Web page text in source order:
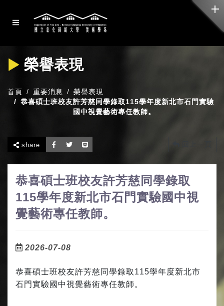
榮譽表現
首頁 重要消息
榮譽表現
恭喜碩士班校友許芳慈同學錄取115學年度新北市石門實驗
國中視覺藝術專任教師。
share
恭喜碩士班校友許芳慈同學錄取
115學年度新北市石門實驗國中視
覺藝術專任教師。
2026-07-08
恭喜碩士班校友許芳慈同學錄取 115學年度新北市
石門實驗國中視覺藝術專任教師。